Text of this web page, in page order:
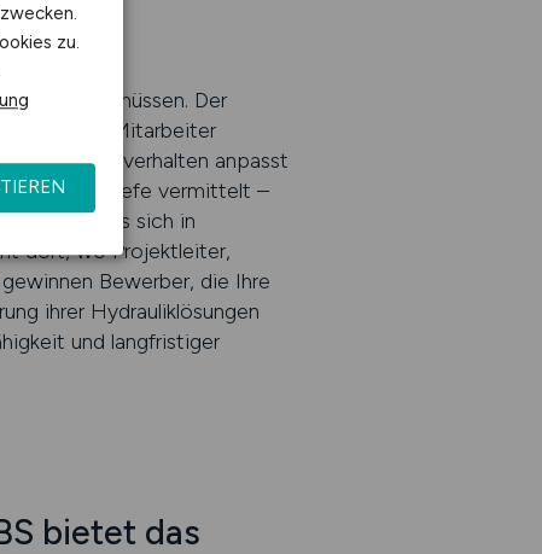
verhalten müssen. Der
Ihre Mitarbeiter
man Regelverhalten anpasst
Tiefe vermittelt –
das sich in
dort, wo Projektleiter,
Bewerber, die Ihre
ihrer Hydrauliklösungen
und langfristiger
bietet das
zu.